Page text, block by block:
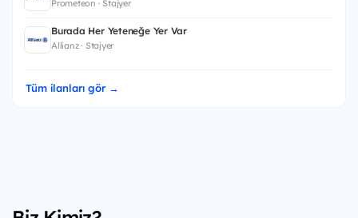
Prometeon · Stajyer
Burada Her Yeteneğe Yer Var
Allianz · Stajyer
Tüm ilanları gör →